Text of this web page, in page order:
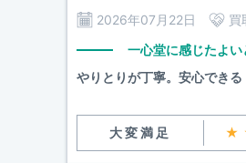
2026年07月22日
買
一心堂に感じたよい
やりとりが丁寧。安心できる
大変満足